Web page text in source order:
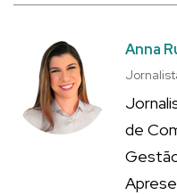
Anna
de